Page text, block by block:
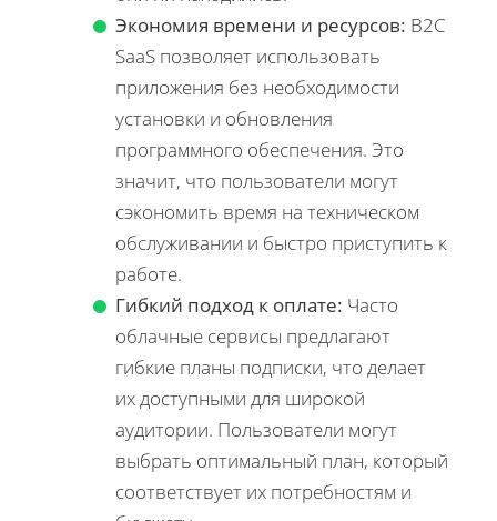
Экономия времени и ресурсов: B2C
SaaS позволяет использовать
приложения без необходимости
установки и обновления
программного обеспечения. Это
значит, что пользователи могут
сэкономить время на техническом
обслуживании и быстро приступить к
работе.
Гибкий подход к оплате: Часто
облачные сервисы предлагают
гибкие планы подписки, что делает
их доступными для широкой
аудитории. Пользователи могут
выбрать оптимальный план, который
соответствует их потребностям и